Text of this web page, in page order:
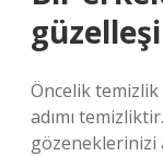
Öncelik temizlik
adımı
gözeneklerinizi